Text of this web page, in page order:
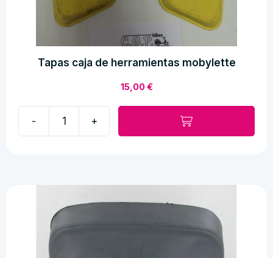
Tapas caja de herramientas mobylette
15,00€
-
mobylette
cantidad
+